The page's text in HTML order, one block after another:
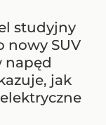
studyjny
nowy SUV
napęd
jak